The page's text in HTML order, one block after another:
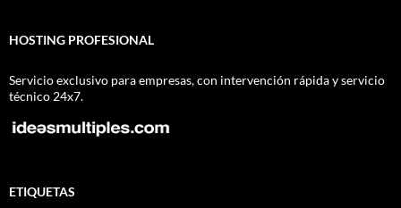
HOSTING PROFESIONAL
Servicio exclusivo para empresas, con intervención rápida y servicio
técnico 24x7.
ETIQUETAS